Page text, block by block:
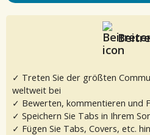
✓ Treten Sie der größten
weltweit bei
✓ Bewerten, kommentieren und
✓ Speichern Sie Tabs in Ihrem
✓ Fügen Sie Tabs, Covers, etc.